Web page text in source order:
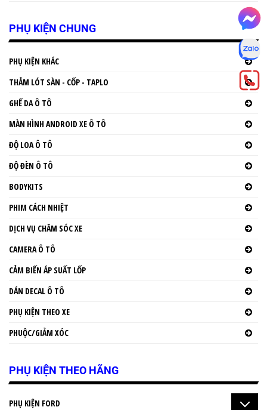
PHỤ KIỆN CHUNG
PHỤ KIỆN KHÁC
THẢM LÓT SÀN - CỐP - TAPLO
GHẾ DA Ô TÔ
MÀN HÌNH ANDROID XE Ô TÔ
ĐỘ LOA Ô TÔ
ĐỘ ĐÈN Ô TÔ
BODYKITS
PHIM CÁCH NHIỆT
DỊCH VỤ CHĂM SÓC XE
CAMERA Ô TÔ
CẢM BIẾN ÁP SUẤT LỐP
DÁN DECAL Ô TÔ
PHỤ KIỆN THEO XE
PHUỘC/GIẢM XÓC
PHỤ KIỆN THEO HÃNG
PHỤ KIỆN FORD